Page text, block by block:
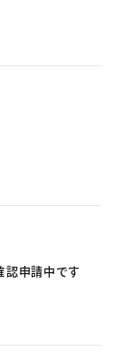
認申請中です